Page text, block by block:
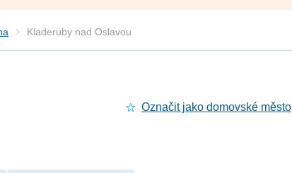
Kladeruby nad Oslavou
Označit jako domovské město